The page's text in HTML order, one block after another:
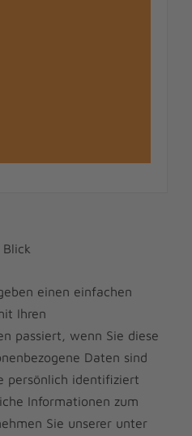
einen einfachen
Ihren
passiert, wenn Sie diese
Daten sind
persönlich identifiziert
Informationen zum
Sie unserer unter